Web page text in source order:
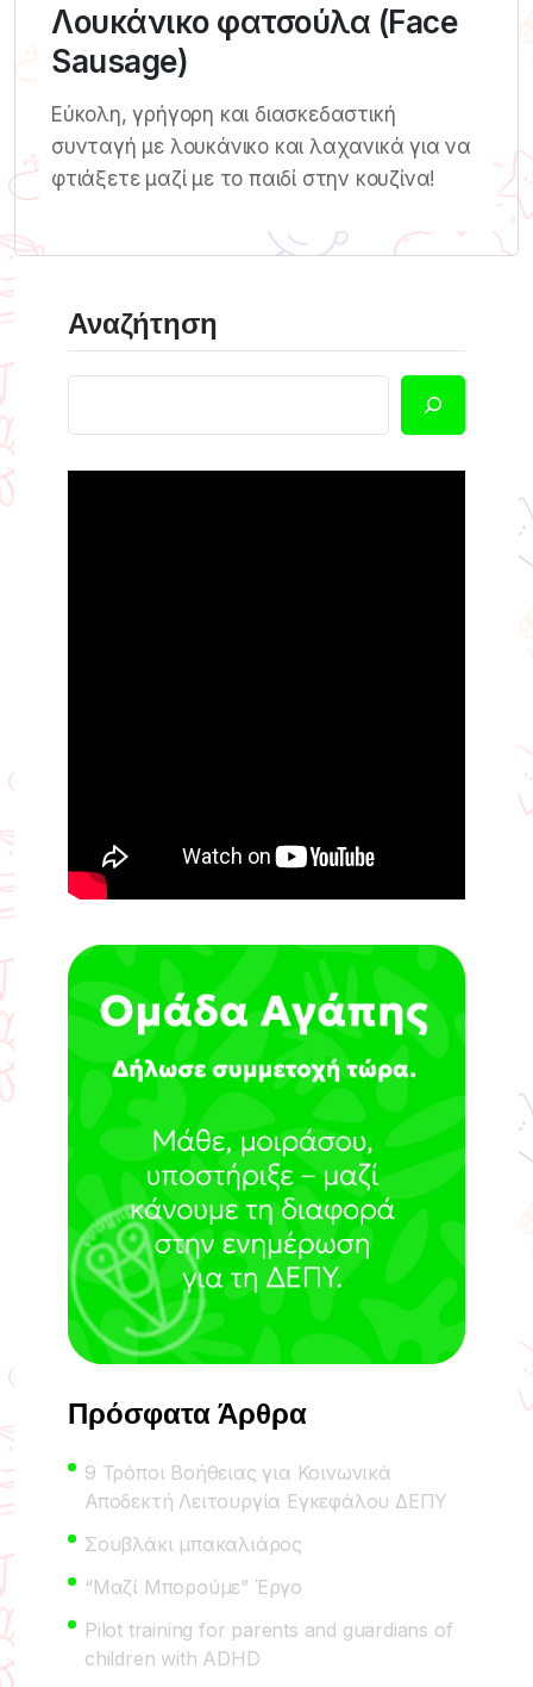
Λουκάνικο φατσούλα (Face
Sausage)
Εύκολη, γρήγορη και διασκεδαστική
συνταγή με λουκάνικο και λαχανικά για να
φτιάξετε μαζί με το παιδί στην κουζίνα!
Αναζήτηση
Πρόσφατα Άρθρα
9 Τρόποι Βοήθειας για Κοινωνικά
Αποδεκτή Λειτουργία Εγκεφάλου ΔΕΠΥ
Σουβλάκι μπακαλιάρος
“Μαζί Μπορούμε” Έργο
Pilot training for parents and guardians of
children with ADHD